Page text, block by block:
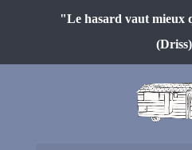
"Le hasard vaut mieux
(Driss)